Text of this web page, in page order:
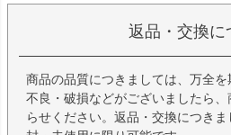
返品・交換に
商品の品質につきましては、万全
不良・破損などがございましたら
らせください。返品・交換につき